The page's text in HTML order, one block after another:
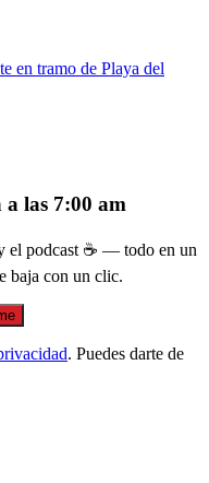
en tramo de Playa del
a las 7:00 am
el podcast ☕ — todo en un
baja con un clic.
. Puedes darte de